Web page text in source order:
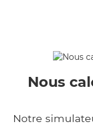
Nous
Notre